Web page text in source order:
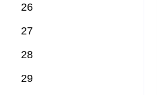
26
27
28
29